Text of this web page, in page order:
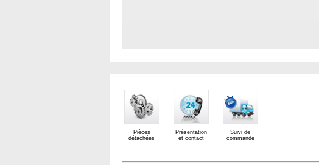
Pièces
détachées
Présentation
et contact
Suivi de
commande